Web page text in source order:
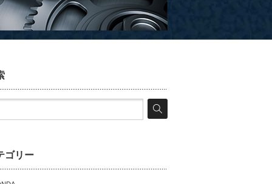
ゴリー